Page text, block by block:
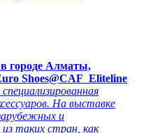
городе Алматы,
Shoes@CAF_Eliteline
На выставке
и
таких стран, как